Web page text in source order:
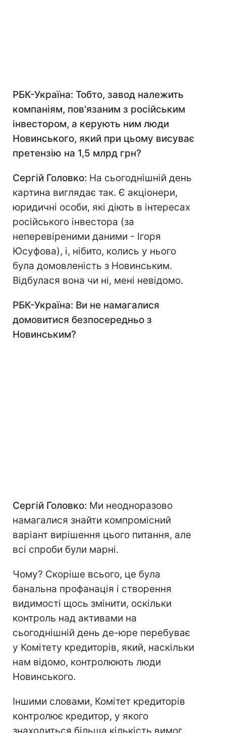
РБК-Україна: Тобто, завод належить
компаніям, пов'язаним з російським
інвестором, а керують ним люди
Новинського, який при цьому висуває
претензію на 1,5 млрд грн?
Сергій Головко: На сьогоднішній день
картина виглядає так. Є акціонери,
юридичні особи, які діють в інтересах
російського інвестора (за
неперевіреними даними - Ігоря
Юсуфова), і, нібито, колись у нього
була домовленість з Новинським.
Відбулася вона чи ні, мені невідомо.
РБК-Україна: Ви не намагалися
домовитися безпосередньо з
Новинським?
Сергій Головко: Ми неодноразово
намагалися знайти компромісний
варіант вирішення цього питання, але
всі спроби були марні.
Чому? Скоріше всього, це була
банальна профанація і створення
видимості щось змінити, оскільки
контроль над активами на
сьогоднішній день де-юре перебуває
у Комітету кредиторів, який, наскільки
нам відомо, контролюють люди
Новинського.
Іншими словами, Комітет кредиторів
контролює кредитор, у якого